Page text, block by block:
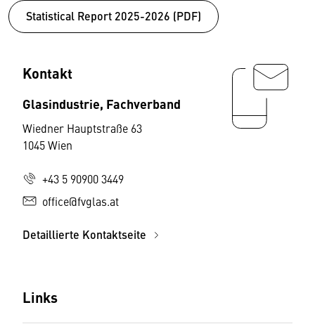
Statistical Report 2025-2026 (PDF)
Kontakt
Glasindustrie, Fachverband
Wiedner Hauptstraße 63
1045 Wien
+43 5 90900 3449
office@fvglas.at
Detaillierte Kontaktseite
Links